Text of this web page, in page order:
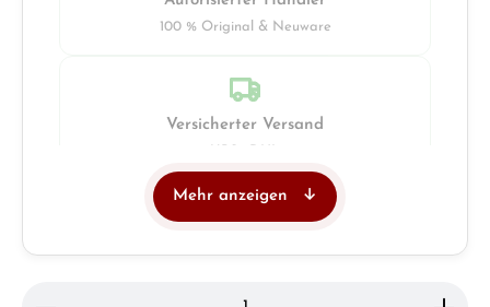
100 % Original & Neuware
Versicherter Versand
Mehr anzeigen
Produkt Anzahl: Gib den gewünschten Wert ein